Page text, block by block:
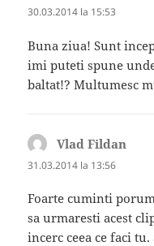
30.03.2014 la 15:53
Buna ziua! Sunt
imi puteti spune
baltat!? Multumesc
Vlad Fildan
31.03.2014 la 13:56
Foarte cuminti
sa urmaresti acest
incerc ceea ce faci